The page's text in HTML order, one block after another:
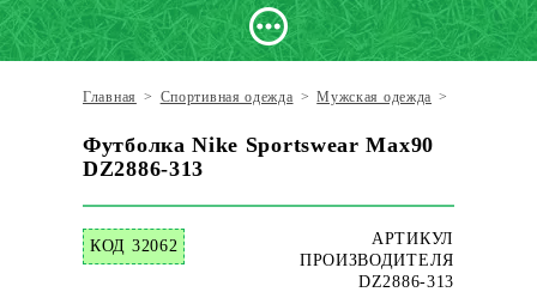
Главная > Спортивная одежда > Мужская одежда >
Футболка Nike Sportswear Max90
DZ2886-313
КОД 32062
АРТИКУЛ
ПРОИЗВОДИТЕЛЯ
DZ2886-313